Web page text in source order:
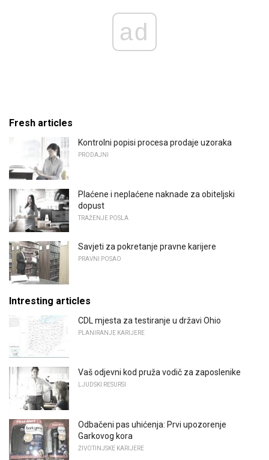
ad
Fresh articles
Kontrolni popisi procesa prodaje uzoraka
PRODAJNI
Plaćene i neplaćene naknade za obiteljski
dopust
TRAŽENJE POSLA
Savjeti za pokretanje pravne karijere
PRAVNI POSAO
Intresting articles
CDL mjesta za testiranje u državi Ohio
PLANIRANJE KARIJERE
Vaš odjevni kod pruža vodič za zaposlenike
LJUDSKI RESURSI
Odbačeni pas uhićenja: Prvi upozorenje
Garkovog kora
ŽIVOTINJSKE KARIJERE